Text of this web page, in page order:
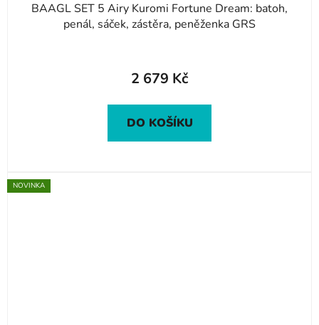
BAAGL SET 5 Airy Kuromi Fortune Dream: batoh,
penál, sáček, zástěra, peněženka GRS
2 679 Kč
DO KOŠÍKU
NOVINKA